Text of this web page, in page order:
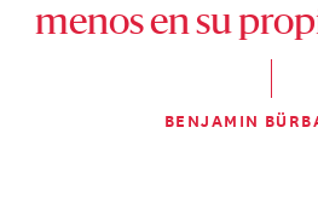
menos en su
BENJAMIN